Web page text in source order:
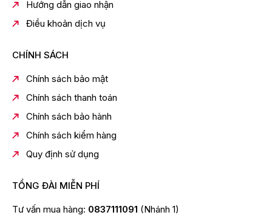
Kích thước sản phẩm:Cao 96 cm – Ngang 55.6 cm –
Sâu 56.6 cm.
Hướng dẫn giao nhận
Điều khoản dịch vụ
CHÍNH SÁCH
Chính sách bảo mật
Chính sách thanh toán
Chính sách bảo hành
Chính sách kiểm hàng
Quy định sử dụng
TỔNG ĐÀI MIỄN PHÍ
Tư vấn mua hàng: 0837111091 (Nhánh 1)